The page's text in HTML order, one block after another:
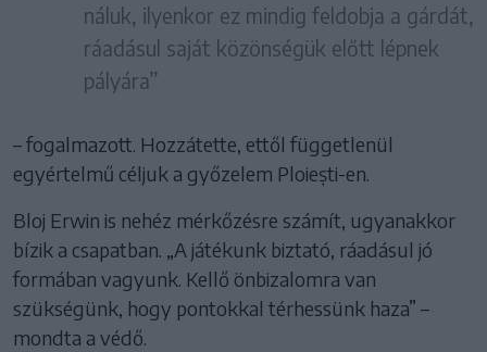
náluk, ilyenkor ez mindig feldobja a gárdát,
ráadásul saját közönségük előtt lépnek
pályára”
– fogalmazott. Hozzátette, ettől függetlenül
egyértelmű céljuk a győzelem Ploiești-en.
Bloj Erwin is nehéz mérkőzésre számít, ugyanakkor
bízik a csapatban. „A játékunk biztató, ráadásul jó
formában vagyunk. Kellő önbizalomra van
szükségünk, hogy pontokkal térhessünk haza” –
mondta a védő.